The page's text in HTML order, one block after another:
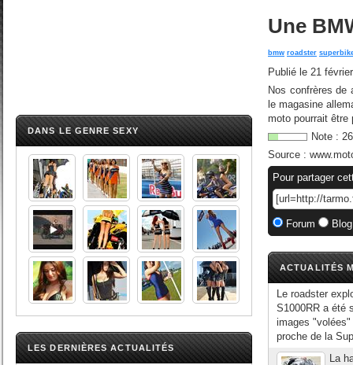
DANS LE GENRE SEXY
LES DERNIÈRES ACTUALITÉS
Une
bmw roadster
Publié le 21
Nos confrères de
le magasine
moto pourrait être
Note : 26
Source :
Pour partager
Forum
ACTUALITÉS
Le roadster
S1000RR a été
images
proche de la
La